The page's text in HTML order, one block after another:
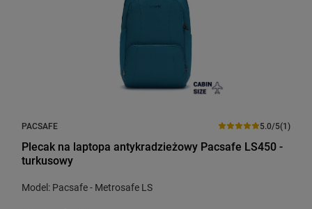
PACSAFE 5.0/5(1)
Plecak na laptopa antykradzieżowy Pacsafe LS450 -
turkusowy
Model: Pacsafe - Metrosafe LS